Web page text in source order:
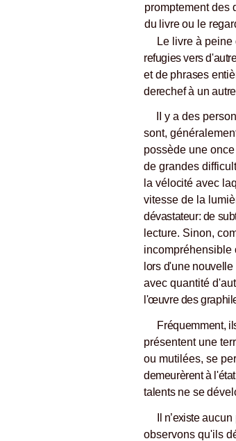
promptement des
du livre ou le
Le livre à
refugies vers
etde phrases
derechef à un
II y a des
sont,
possède une
de grandes
la vélocité avec
vitesse de la
dévastateur: de
lecture. Sinon,
incompréhensible
lors d'une
avec quantité
l'œuvre des
Fréquemment,
présentent une
ou mutilées, se
demeurèrent à
talents ne se
Il n’existeaucun
observons qu'ils